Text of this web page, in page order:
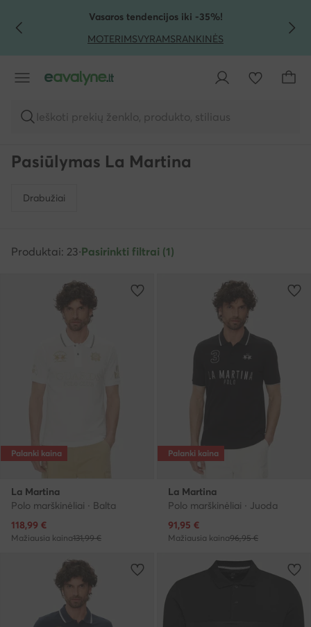
PEREITI PRIE PAGRINDINIO TURINIO
PEREITI Į PAIEŠKĄVasaros tendencijos iki -35%!
MOTERIMSVYRAMSRANKINĖS
Ieškoti prekių ženklo, produkto, stiliaus
Pasiūlymas La Martina
Drabužiai
Produktai: 23·Pasirinkti filtrai (1)
Palanki kaina
La Martina
Polo marškinėliai · Balta
Dabartinė kaina
118,99 €
Mažiausia kaina131,99 €
Palanki kaina
La Martina
Polo marškinėliai · Juoda
Dabartinė kaina
91,95 €
Mažiausia kaina96,95 €